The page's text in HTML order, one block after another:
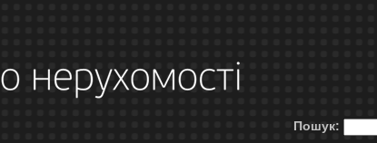
Пошук: